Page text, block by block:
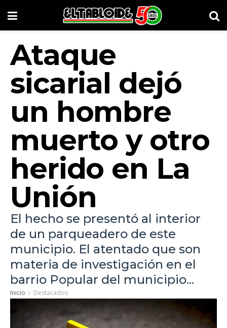
Ataque
sicarial dejó
un hombre
muerto y otro
herido en La
Unión
El hecho se presentó al interior
de un parqueadero de este
municipio. El atentado que son
materia de investigación en el
barrio Popular del municipio...
Inicio Destacados